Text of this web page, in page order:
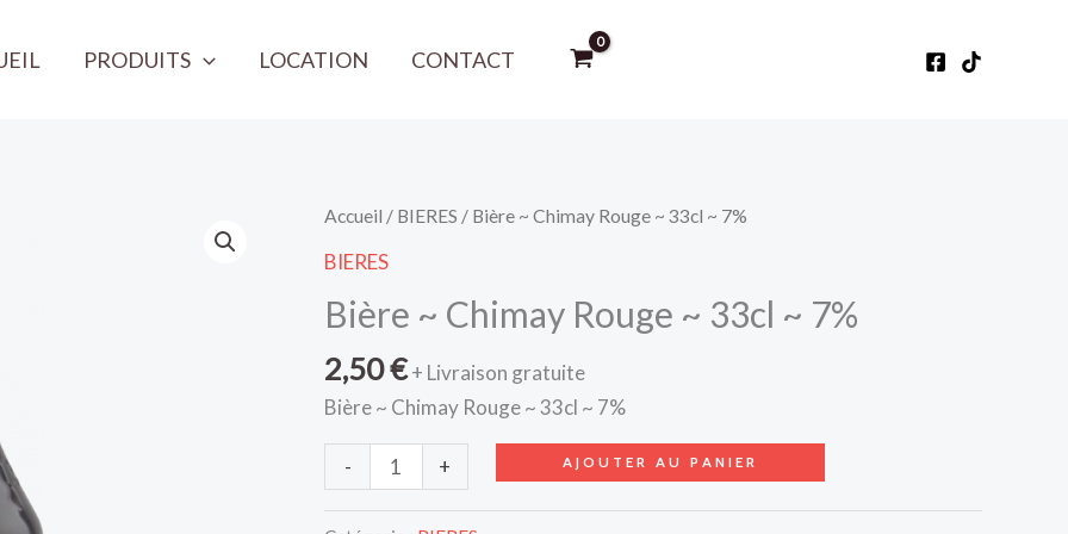
PRODUITS LOCATION CONTACT
Accueil / BIERES / Bière ~ Chimay Rouge ~ 33cl ~ 7%
BIERES
Bière ~ Chimay Rouge ~ 33cl ~ 7%
2,50€+ Livraison gratuite
Bière ~ Chimay Rouge ~ 33cl ~ 7%
-
quantité
~
Rouge
~
33cl
7%
+ AJOUTER AU PANIER